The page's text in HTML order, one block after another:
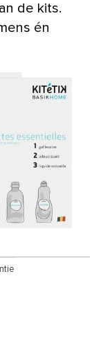
de kits.
én